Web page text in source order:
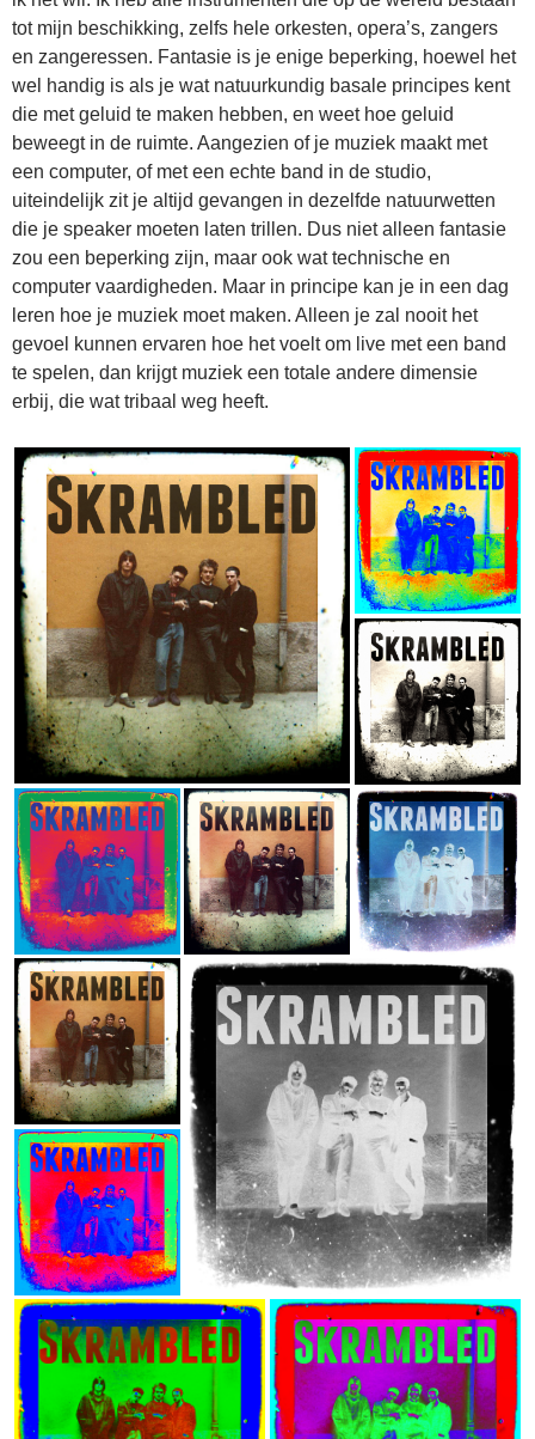
tot mijn beschikking, zelfs hele orkesten, opera’s, zangers
en zangeressen. Fantasie is je enige beperking, hoewel het
wel handig is als je wat natuurkundig basale principes kent
die met geluid te maken hebben, en weet hoe geluid
beweegt in de ruimte. Aangezien of je muziek maakt met
een computer, of met een echte band in de studio,
uiteindelijk zit je altijd gevangen in dezelfde natuurwetten
die je speaker moeten laten trillen. Dus niet alleen fantasie
zou een beperking zijn, maar ook wat technische en
computer vaardigheden. Maar in principe kan je in een dag
leren hoe je muziek moet maken. Alleen je zal nooit het
gevoel kunnen ervaren hoe het voelt om live met een band
te spelen, dan krijgt muziek een totale andere dimensie
erbij, die wat tribaal weg heeft.